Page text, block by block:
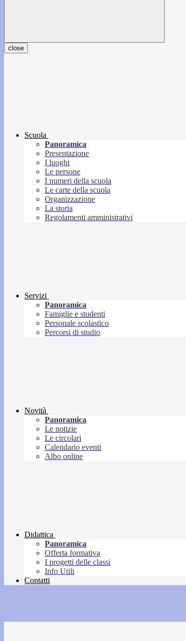
close
Scuola
Panoramica
Presentazione
I luoghi
Le persone
I numeri della scuola
Le carte della scuola
Organizzazione
La storia
Regolamenti amministrativi
Servizi
Panoramica
Famiglie e studenti
Personale scolastico
Percorsi di studio
Novità
Panoramica
Le notizie
Le circolari
Calendario eventi
Albo online
Didattica
Panoramica
Offerta formativa
I progetti delle classi
Info Utili
Contatti